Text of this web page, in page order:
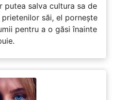
putea salva cultura sa de
săi, el pornește
pentru a o găsi înainte